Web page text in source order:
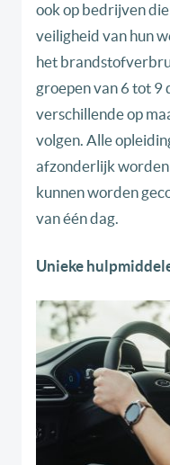
ook op bedrijven
veiligheid van hun
het
groepen van 6 tot 9
verschillende op
volgen. Alle
afzonderlijk worden
kunnen worden
van één dag.
Unieke